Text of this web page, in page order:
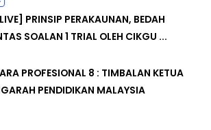
PRINSIP PERAKAUNAN, BEDAH
SOALAN 1 TRIAL OLEH CIKGU ...
PROFESIONAL 8 : TIMBALAN KETUA
PENDIDIKAN MALAYSIA